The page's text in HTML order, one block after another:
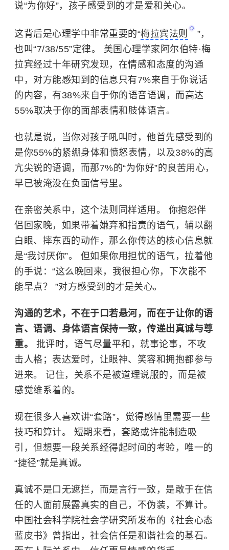
说“为你好”，孩子感受到的才是爱和关心。
这背后是心理学中非常重要的“梅拉宾法则
”，
也叫“7/38/55”定律。 美国心理学家阿尔伯特·梅
拉宾经过十年研究发现，在情感和态度的沟通
中，对方能感知到的信息只有7%来自于你说话
的内容，有38%来自于你的语音语调，而高达
55%取决于你的面部表情和肢体语言。
也就是说，当你对孩子吼叫时，他首先感受到的
是你55%的紧绷身体和愤怒表情，以及38%的高
亢尖锐的语调，而那7%的“为你好”的良苦用心，
早已被淹没在负面信号里。
在亲密关系中，这个法则同样适用。 你抱怨伴
侣回家晚，如果带着嫌弃和指责的语气，辅以翻
白眼、摔东西的动作，那么你传达的核心信息就
是“我讨厌你”。 但如果你用担忧的语气，拉着他
的手说：“这么晚回来，我很担心你，下次能不
能早点？ ”对方感受到的才是关心。
沟通的艺术，不在于口若悬河，而在于让你的语
言、语调、身体语言保持一致，传递出真诚与尊
重。 批评时，语气尽量平和，就事论事，不攻
击人格；表达爱时，让眼神、笑容和拥抱都参与
进来。 记住，关系不是被道理说服的，而是被
感觉维系着的。
现在很多人喜欢讲“套路”，觉得感情里需要一些
技巧和算计。 短期来看，套路或许能制造吸
引，但想要一段关系经得起时间的考验，唯一的
“捷径”就是真诚。
真诚不是口无遮拦，而是言行一致，是敢于在信
任的人面前展露真实的自己，不伪装，不算计。
中国社会科学院社会学研究所发布的《社会心态
蓝皮书》曾指出，社会信任是和谐社会的基石。